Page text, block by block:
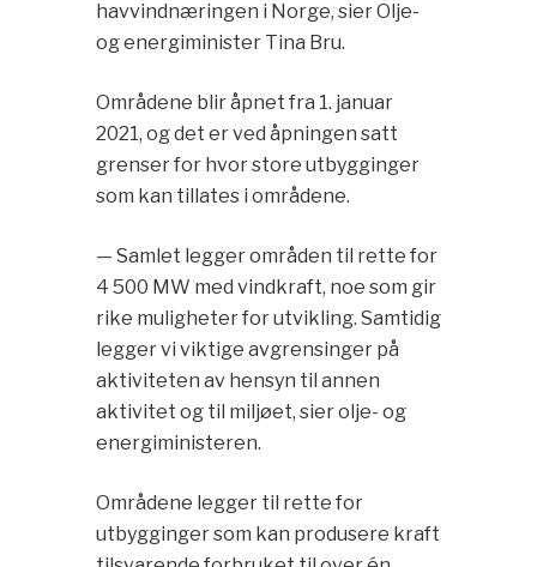
havvindnæringen i Norge, sier Olje-
og energiminister Tina Bru.
Områdene blir åpnet fra 1. januar
2021, og det er ved åpningen satt
grenser for hvor store utbygginger
som kan tillates i områdene.
— Samlet legger områden til rette for
4 500 MW med vindkraft, noe som gir
rike muligheter for utvikling. Samtidig
legger vi viktige avgrensinger på
aktiviteten av hensyn til annen
aktivitet og til miljøet, sier olje- og
energiministeren.
Områdene legger til rette for
utbygginger som kan produsere kraft